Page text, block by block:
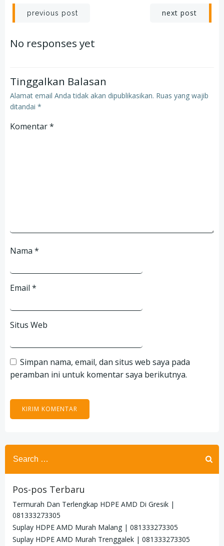
Post
navigation
previous post next post
No responses yet
Tinggalkan Balasan
Alamat email Anda tidak akan dipublikasikan. Ruas yang wajib
ditandai *
Komentar*
Nama *
Email *
Situs Web
Simpan nama, email, dan situs web saya pada
peramban ini untuk komentar saya berikutnya.
Search
for:
Pos-pos Terbaru
Termurah Dan Terlengkap HDPE AMD Di Gresik |
081333273305
Suplay HDPE AMD Murah Malang | 081333273305
Suplay HDPE AMD Murah Trenggalek | 081333273305